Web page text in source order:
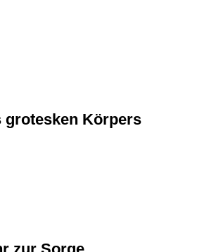
grotesken Körpers